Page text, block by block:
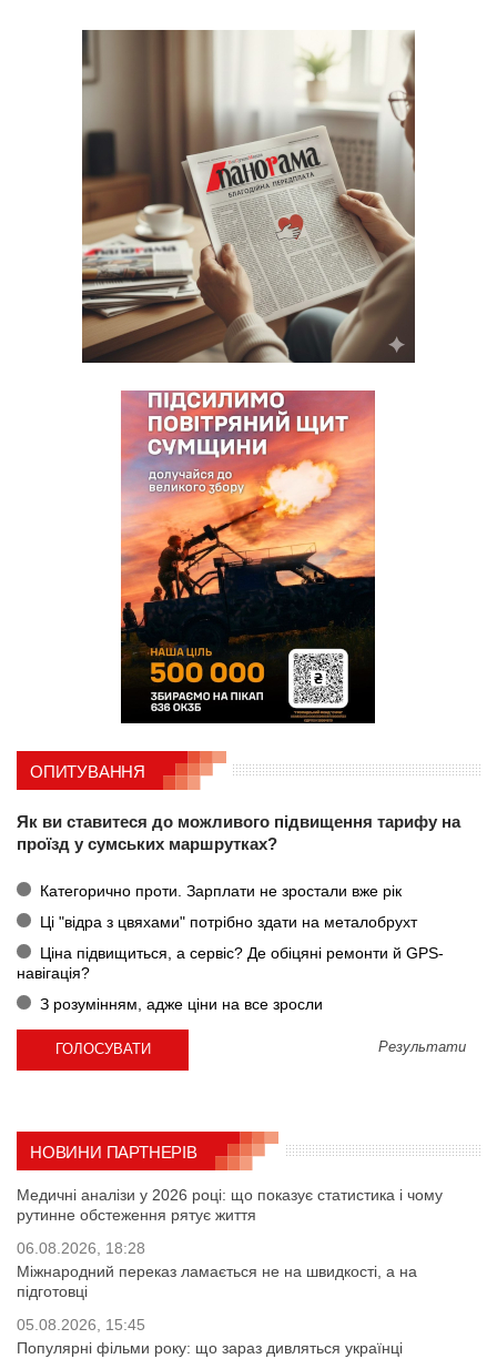
ОПИТУВАННЯ
Як ви ставитеся до можливого підвищення тарифу на
проїзд у сумських маршрутках?
Категорично проти. Зарплати не зростали вже рік
Ці "відра з цвяхами" потрібно здати на металобрухт
Ціна підвищиться, а сервіс? Де обіцяні ремонти й GPS-
навігація?
З розумінням, адже ціни на все зросли
Результати
НОВИНИ ПАРТНЕРІВ
Медичні аналізи у 2026 році: що показує статистика і чому
рутинне обстеження рятує життя
06.08.2026, 18:28
Міжнародний переказ ламається не на швидкості, а на
підготовці
05.08.2026, 15:45
Популярні фільми року: що зараз дивляться українці